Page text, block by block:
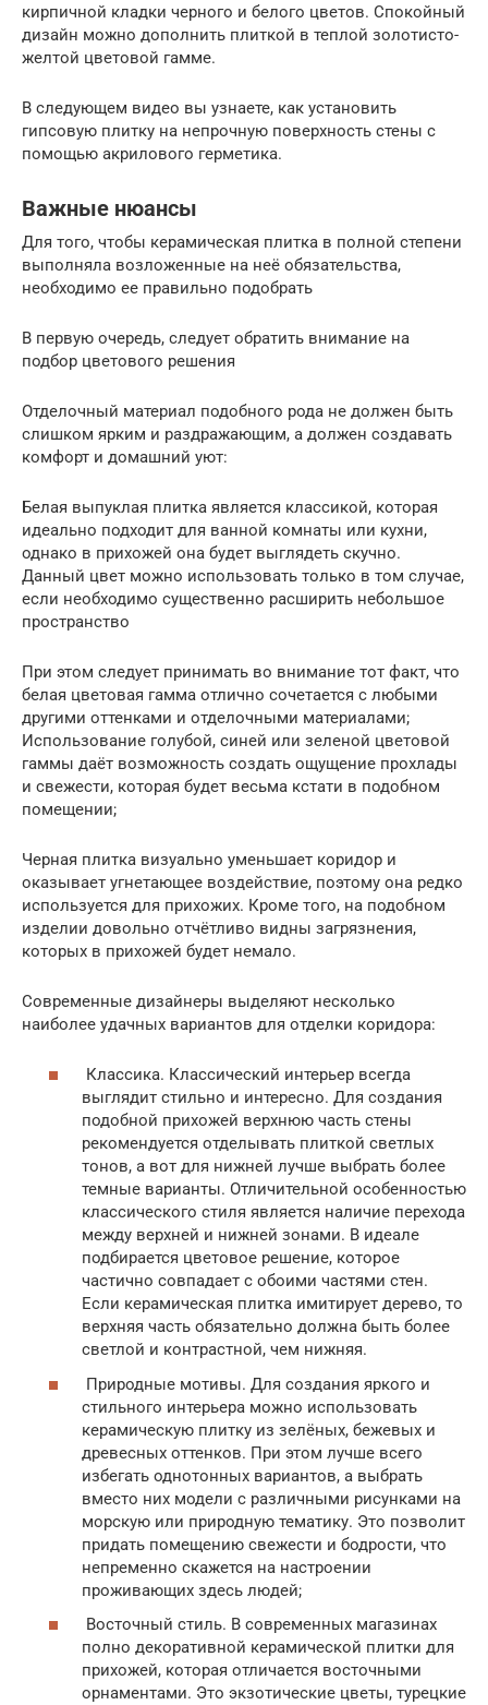
кирпичной кладки черного и белого цветов. Спокойный
дизайн можно дополнить плиткой в теплой золотисто-
желтой цветовой гамме.
В следующем видео вы узнаете, как установить
гипсовую плитку на непрочную поверхность стены с
помощью акрилового герметика.
Важные нюансы
Для того, чтобы керамическая плитка в полной степени
выполняла возложенные на неё обязательства,
необходимо ее правильно подобрать
В первую очередь, следует обратить внимание на
подбор цветового решения
Отделочный материал подобного рода не должен быть
слишком ярким и раздражающим, а должен создавать
комфорт и домашний уют:
Белая выпуклая плитка является классикой, которая
идеально подходит для ванной комнаты или кухни,
однако в прихожей она будет выглядеть скучно.
Данный цвет можно использовать только в том случае,
если необходимо существенно расширить небольшое
пространство
При этом следует принимать во внимание тот факт, что
белая цветовая гамма отлично сочетается с любыми
другими оттенками и отделочными материалами;
Использование голубой, синей или зеленой цветовой
гаммы даёт возможность создать ощущение прохлады
и свежести, которая будет весьма кстати в подобном
помещении;
Черная плитка визуально уменьшает коридор и
оказывает угнетающее воздействие, поэтому она редко
используется для прихожих. Кроме того, на подобном
изделии довольно отчётливо видны загрязнения,
которых в прихожей будет немало.
Современные дизайнеры выделяют несколько
наиболее удачных вариантов для отделки коридора:
Классика. Классический интерьер всегда
выглядит стильно и интересно. Для создания
подобной прихожей верхнюю часть стены
рекомендуется отделывать плиткой светлых
тонов, а вот для нижней лучше выбрать более
темные варианты. Отличительной особенностью
классического стиля является наличие перехода
между верхней и нижней зонами. В идеале
подбирается цветовое решение, которое
частично совпадает с обоими частями стен.
Если керамическая плитка имитирует дерево, то
верхняя часть обязательно должна быть более
светлой и контрастной, чем нижняя.
Природные мотивы. Для создания яркого и
стильного интерьера можно использовать
керамическую плитку из зелёных, бежевых и
древесных оттенков. При этом лучше всего
избегать однотонных вариантов, а выбрать
вместо них модели с различными рисунками на
морскую или природную тематику. Это позволит
придать помещению свежести и бодрости, что
непременно скажется на настроении
проживающих здесь людей;
Восточный стиль. В современных магазинах
полно декоративной керамической плитки для
прихожей, которая отличается восточными
орнаментами. Это экзотические цветы, турецкие